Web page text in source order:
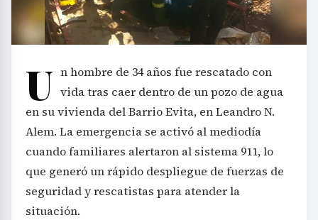
U n hombre de 34 años fue rescatado con
vida tras caer dentro de un pozo de agua
en su vivienda del Barrio Evita, en Leandro N.
Alem. La emergencia se activó al mediodía
cuando familiares alertaron al sistema 911, lo
que generó un rápido despliegue de fuerzas de
seguridad y rescatistas para atender la
situación.